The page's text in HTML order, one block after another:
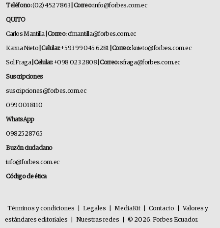
Teléfono:(02) 452 7863 | Correo:info@forbes.com.ec
QUITO
Carlos Mantilla | Correo:cfmantilla@forbes.com.ec
Karina Nieto | Celular:+593 99 045 6281 | Correo:knieto@forbes.com.ec
Sol Fraga| Celular:+098 023 2808 | Correo:sfraga@forbes.com.ec
Suscripciones
suscripciones@forbes.com.ec
099 001 8110
WhatsApp
0982528765
Buzón ciudadano
info@forbes.com.ec
Código de ética
Términos y condiciones Legales MediaKit Contacto
Valores y
estándares editoriales
Nuestras redes
© 2026. Forbes Ecuador.